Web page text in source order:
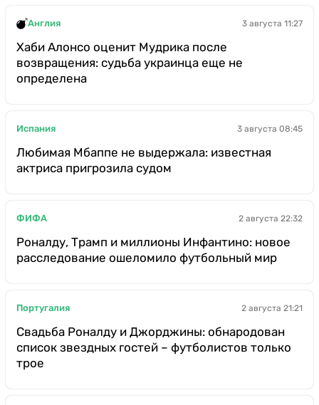
Англия 3 августа 11:27
Хаби Алонсо оценит Мудрика после
возвращения: судьба украинца еще не
определена
Испания 3 августа 08:45
Любимая Мбаппе не выдержала: известная
актриса пригрозила судом
ФИФА 2 августа 22:32
Роналду, Трамп и миллионы Инфантино: новое
расследование ошеломило футбольный мир
Португалия 2 августа 21:21
Свадьба Роналду и Джорджины: обнародован
список звездных гостей – футболистов только
трое